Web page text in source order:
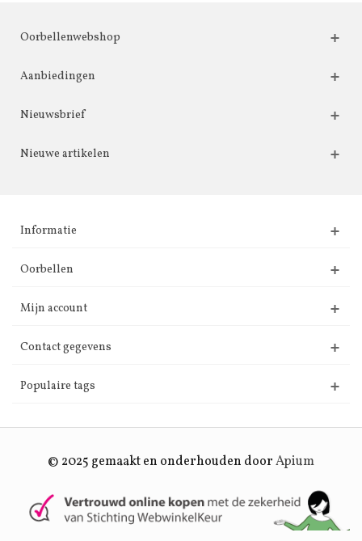
Oorbellenwebshop
Aanbiedingen
Nieuwsbrief
Nieuwe artikelen
Informatie
Oorbellen
Mijn account
Contact gegevens
Populaire tags
© 2025 gemaakt en onderhouden doorApium